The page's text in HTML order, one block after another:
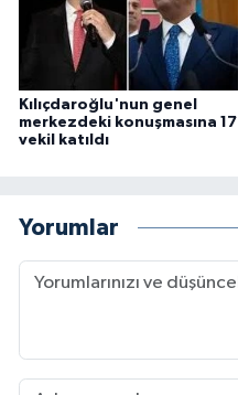
Kılıçdaroğlu'nun genel
merkezdeki konuşmasına 17
vekil katıldı
Yorumlar